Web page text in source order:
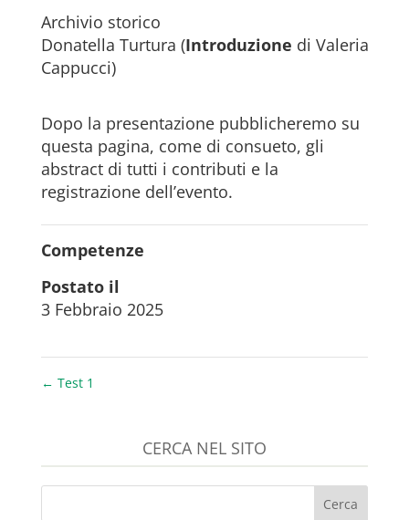
Archivio storico
Donatella Turtura (Introduzione di Valeria
Cappucci)
Dopo la presentazione pubblicheremo su
questa pagina, come di consueto, gli
abstract di tutti i contributi e la
registrazione dell’evento.
Competenze
Postato il
3 Febbraio 2025
← Test 1
CERCA NEL SITO